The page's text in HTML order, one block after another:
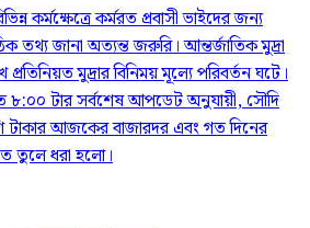
কর্মক্ষেত্রে কর্মরত প্রবাসী ভাইদের জন্য
তথ্য জানা অত্যন্ত জরুরি। আন্তর্জাতিক মুদ্রা
প্রতিনিয়ত মুদ্রার বিনিময় মূল্যে পরিবর্তন ঘটে।
টার সর্বশেষ আপডেট অনুযায়ী, সৌদি
টাকার আজকের বাজারদর এবং গত দিনের
তুলে ধরা হলো।